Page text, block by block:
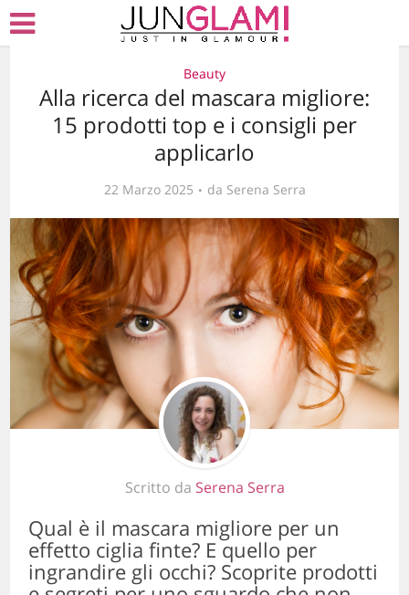
Beauty
Alla ricerca del mascara migliore:
15 prodotti top e i consigli per
applicarlo
22 Marzo 2025 da Serena Serra
Scritto da Serena Serra
Qual è il mascara migliore per un
effetto ciglia finte? E quello per
ingrandire gli occhi? Scoprite prodotti